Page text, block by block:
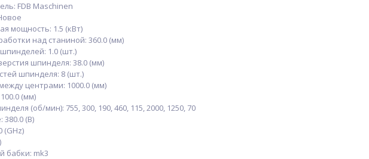
FDB Maschinen
мощность: 1.5 (кВт)
над станиной: 360.0 (мм)
1.0 (шт.)
шпинделя: 38.0 (мм)
шпинделя: 8 (шт.)
центрами: 1000.0 (мм)
(мм)
(об/мин): 755, 300, 190, 460, 115, 2000, 1250, 70
(В)
(GHz)
бабки: mk3